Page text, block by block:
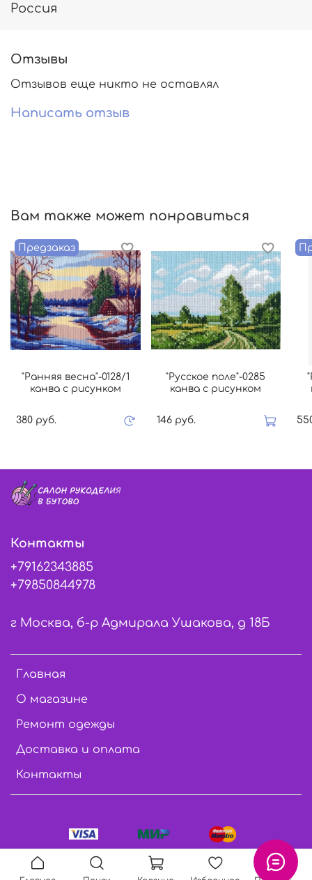
Россия
Отзывы
Отзывов еще никто не оставлял
Написать отзыв
Вам также может понравиться
Предзаказ
"Ранняя весна"-0128/1
канва с рисунком
380 руб.
"Русское поле"-0285
канва с рисунком
146 руб.
Главная
О магазине
Ремонт одежды
Доставка и оплата
Контакты
Контакты
+79162343885
+79850844978
г Москва, б-р Адмирала Ушакова, д 18Б